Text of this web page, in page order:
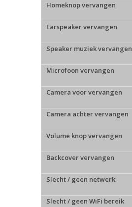
Homeknop vervangen
Earspeaker vervangen
Speaker muziek vervangen
Microfoon vervangen
Camera voor vervangen
Camera achter vervangen
Volume knop vervangen
Backcover vervangen
Slecht / geen netwerk
Slecht / geen WiFi bereik